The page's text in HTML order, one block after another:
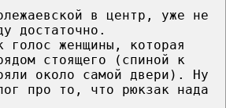
в центр, уже не
достаточно.
голос женщины, которая
стоящего (спиной к
около самой двери). Ну
про то, что рюкзак нада